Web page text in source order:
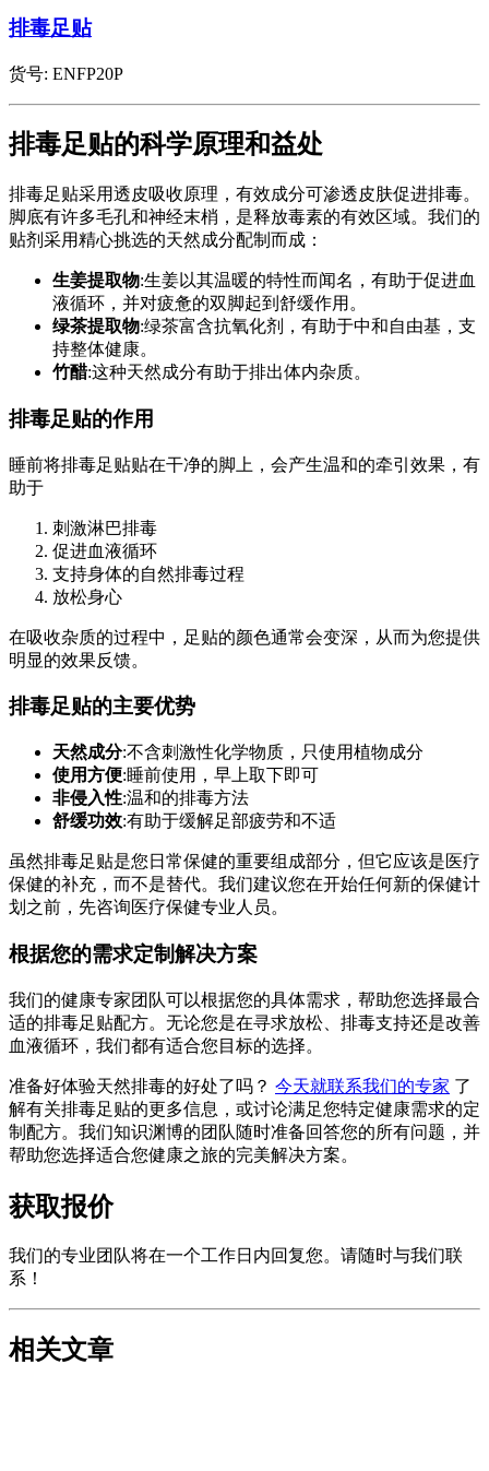
排毒足贴
货号: ENFP20P
排毒足贴的科学原理和益处
排毒足贴采用透皮吸收原理，有效成分可渗透皮肤促进排毒。
脚底有许多毛孔和神经末梢，是释放毒素的有效区域。我们的
贴剂采用精心挑选的天然成分配制而成：
生姜提取物:生姜以其温暖的特性而闻名，有助于促进血
液循环，并对疲惫的双脚起到舒缓作用。
绿茶提取物:绿茶富含抗氧化剂，有助于中和自由基，支
持整体健康。
竹醋:这种天然成分有助于排出体内杂质。
排毒足贴的作用
睡前将排毒足贴贴在干净的脚上，会产生温和的牵引效果，有
助于
刺激淋巴排毒
促进血液循环
支持身体的自然排毒过程
放松身心
在吸收杂质的过程中，足贴的颜色通常会变深，从而为您提供
明显的效果反馈。
排毒足贴的主要优势
天然成分:不含刺激性化学物质，只使用植物成分
使用方便:睡前使用，早上取下即可
非侵入性:温和的排毒方法
舒缓功效:有助于缓解足部疲劳和不适
虽然排毒足贴是您日常保健的重要组成部分，但它应该是医疗
保健的补充，而不是替代。我们建议您在开始任何新的保健计
划之前，先咨询医疗保健专业人员。
根据您的需求定制解决方案
我们的健康专家团队可以根据您的具体需求，帮助您选择最合
适的排毒足贴配方。无论您是在寻求放松、排毒支持还是改善
血液循环，我们都有适合您目标的选择。
准备好体验天然排毒的好处了吗？ 今天就联系我们的专家 了
解有关排毒足贴的更多信息，或讨论满足您特定健康需求的定
制配方。我们知识渊博的团队随时准备回答您的所有问题，并
帮助您选择适合您健康之旅的完美解决方案。
获取报价
我们的专业团队将在一个工作日内回复您。请随时与我们联
系！
相关文章